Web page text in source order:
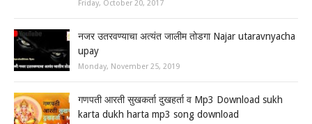
Friday, October 20, 2017
नजर उतरवण्याचा अत्यंत जालीम तोडगा Najar utaravnyacha
upay
Monday, November 25, 2019
गणपती आरती सुखकर्ता दुखहर्ता व Mp3 Download sukh
karta dukh harta mp3 song download